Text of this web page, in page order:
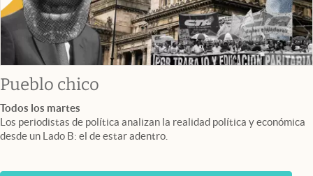
Pueblo chico
Todos los martes
Los periodistas de política analizan la realidad política y económica
desde un Lado B: el de estar adentro.